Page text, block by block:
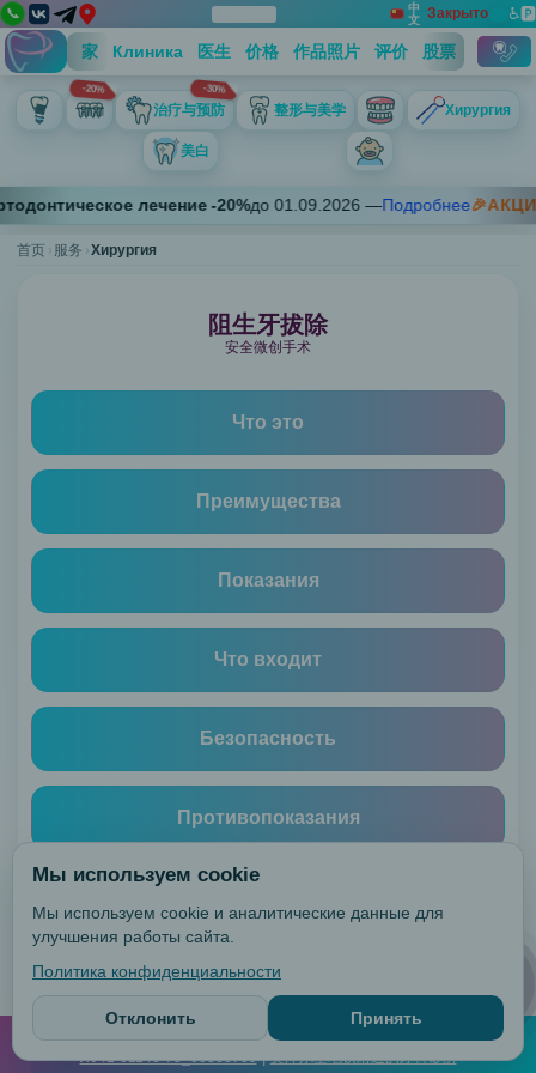
📞
中
文 Закрыто ♿🅿️
Технический блок контактов
Телефон 1
+7 (812) 697-67-13
Адрес
График работы
家 Клиника 医生 价格 作品照片 评价 股票 联系方式
-20% -30%
治疗与预防 整形与美学 Хирургия
美白
治
疗
与
疗
炎
疗
业
牙
釉
质
再
矿
整
лечение -20%до01.09.2026—Подробнее
Панель Закрыть
首页 服务 Хирургия
阻生牙拔除
安全微创手术
Что это
Преимущества
Показания
Что входит
Безопасность
Противопоказания
Результат и уход
запись
Clinic contacts
© Triumfdenta. Все права защищены.
Лицензия №
Л041-01148-78_00363709|奥泽尔基地铁附近的牙科诊所
Мы используем cookie
Мы используем cookie и аналитические данные для
улучшения работы сайта.
Политика конфиденциальности
Отклонить Принять